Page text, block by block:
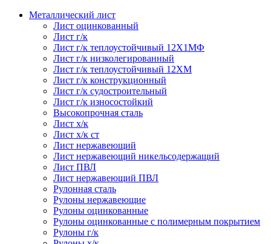
Металлический лист
Лист оцинкованный
Лист г/к
Лист г/к теплоустойчивый 12Х1МФ
Лист г/к низколегированный
Лист г/к теплоустойчивый 12ХМ
Лист г/к конструкционный
Лист г/к судостроительный
Лист г/к износостойкий
Высокопрочная сталь
Лист х/к
Лист х/к ст
Лист нержавеющий
Лист нержавеющий никельсодержащий
Лист ПВЛ
Лист нержавеющий ПВЛ
Рулонная сталь
Рулоны нержавеющие
Рулоны оцинкованные
Рулоны оцинкованные с полимерным покрытием
Рулоны г/к